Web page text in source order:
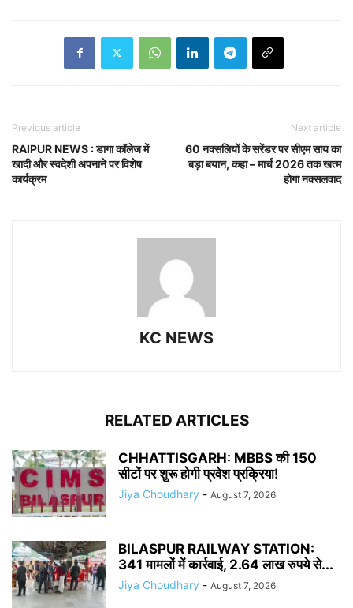
Previous article
RAIPUR NEWS : डागा कॉलेज में
खादी और स्वदेशी अपनाने पर विशेष
कार्यक्रम
Next article
60 नक्सलियों के सरेंडर पर सीएम साय का
बड़ा बयान, कहा – मार्च 2026 तक खत्म
होगा नक्सलवाद
KC NEWS
RELATED ARTICLES
CHHATTISGARH: MBBS की 150
सीटों पर शुरू होगी प्रवेश प्रक्रिया!
Jiya Choudhary - August 7, 2026
BILASPUR RAILWAY STATION:
341 मामलों में कार्रवाई, 2.64 लाख रुपये से...
Jiya Choudhary - August 7, 2026